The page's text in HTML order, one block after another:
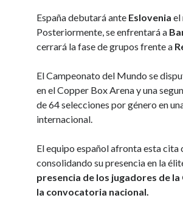
España debutará ante Eslovenia el
Posteriormente, se enfrentará a
cerrará la fase de grupos frente a
El Campeonato del Mundo se
en el Copper Box Arena y una
de 64 selecciones por género en
internacional.
El equipo español afronta esta
consolidando su presencia en la
presencia de los jugadores de
la convocatoria nacional.